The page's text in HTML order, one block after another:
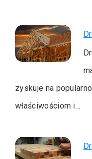
zyskuje na
właściwościom i…